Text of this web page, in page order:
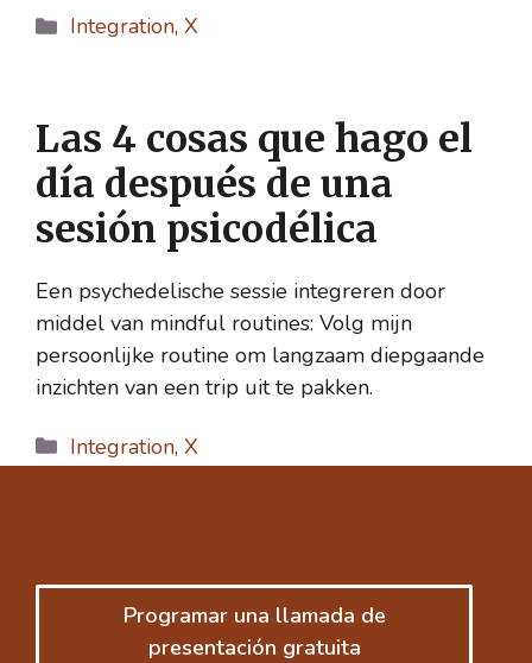
Categorías
Integration, X
Las 4 cosas que hago el
día después de una
sesión psicodélica
Een psychedelische sessie integreren door
middel van mindful routines: Volg mijn
persoonlijke routine om langzaam diepgaande
inzichten van een trip uit te pakken.
Categorías
Integration, X
Programar una llamada de
presentación gratuita